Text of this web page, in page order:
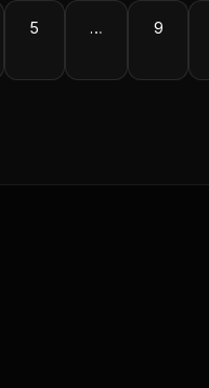
5 … 9